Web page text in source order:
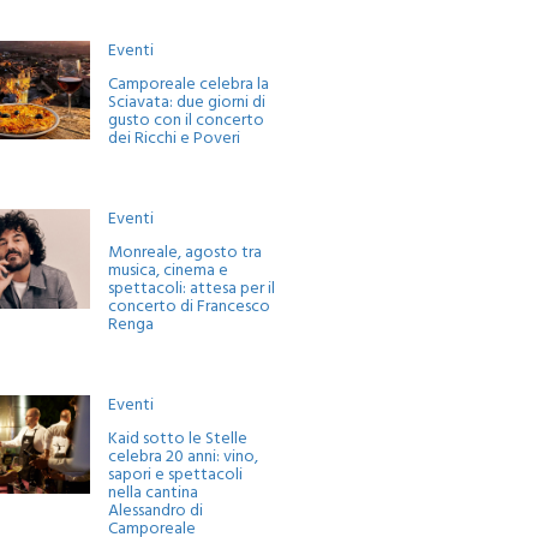
Eventi
Camporeale celebra la
Sciavata: due giorni di
gusto con il concerto
dei Ricchi e Poveri
Eventi
Monreale, agosto tra
musica, cinema e
spettacoli: attesa per il
concerto di Francesco
Renga
Eventi
Kaid sotto le Stelle
celebra 20 anni: vino,
sapori e spettacoli
nella cantina
Alessandro di
Camporeale